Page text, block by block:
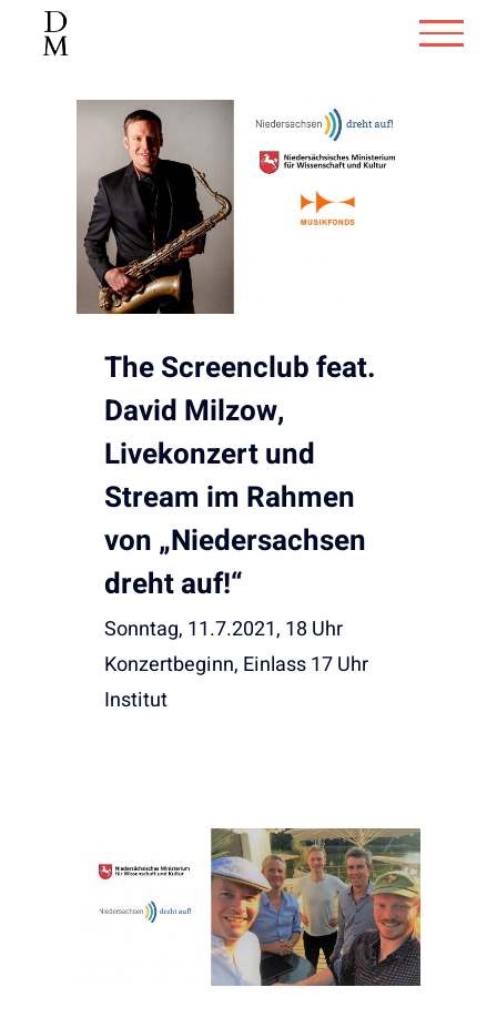
Inhalt
The Screenclub feat.
David Milzow,
Livekonzert und
Stream im Rahmen
von „Niedersachsen
dreht auf!“
Sonntag, 11.7.2021, 18 Uhr
Konzertbeginn, Einlass 17 Uhr
Institut